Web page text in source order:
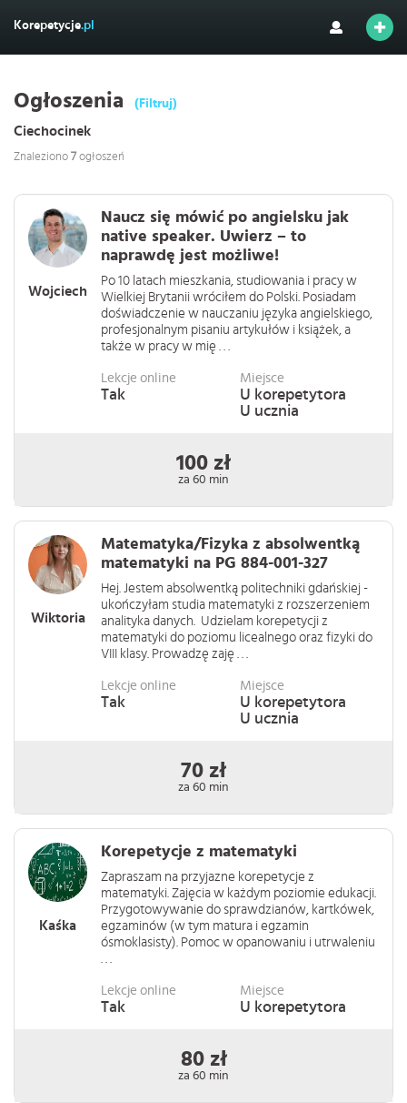
Korepetycje.pl
Ogłoszenia (Filtruj)
Ciechocinek
Znaleziono 7 ogłoszeń
Wojciech
Naucz się mówić po angielsku jak
native speaker. Uwierz – to
naprawdę jest możliwe!
Po 10 latach mieszkania, studiowania i pracy w
Wielkiej Brytanii wróciłem do Polski. Posiadam
doświadczenie w nauczaniu języka angielskiego,
profesjonalnym pisaniu artykułów i książek, a
także w pracy w mię . . .
Lekcje online
Tak
Miejsce
U korepetytora
U ucznia
100 zł
za 60 min
Wiktoria
Matematyka/Fizyka z absolwentką
matematyki na PG 884-001-327
Hej. Jestem absolwentką politechniki gdańskiej -
ukończyłam studia matematyki z rozszerzeniem
analityka danych. Udzielam korepetycji z
matematyki do poziomu licealnego oraz fizyki do
VIII klasy. Prowadzę zaję . . .
Lekcje online
Tak
Miejsce
U korepetytora
U ucznia
70 zł
za 60 min
Kaśka
Korepetycje z matematyki
Zapraszam na przyjazne korepetycje z
matematyki. Zajęcia w każdym poziomie edukacji.
Przygotowywanie do sprawdzianów, kartkówek,
egzaminów (w tym matura i egzamin
ósmoklasisty). Pomoc w opanowaniu i utrwaleniu
. . .
Lekcje online
Tak
Miejsce
U korepetytora
80 zł
za 60 min